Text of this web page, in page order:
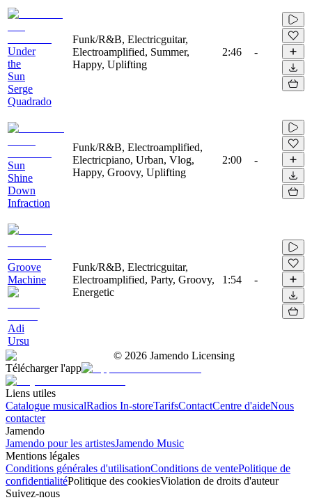
Under
the
Sun
Serge
Quadrado
Funk/R&B, Electricguitar,
Electroamplified, Summer,
Happy, Uplifting
2:46 -
Sun
Shine
Down
Infraction
Funk/R&B, Electroamplified,
Electricpiano, Urban, Vlog,
Happy, Groovy, Uplifting
2:00 -
Groove
Machine
Adi
Ursu
Funk/R&B, Electricguitar,
Electroamplified, Party, Groovy,
Energetic
1:54 -
© 2026 Jamendo Licensing
Télécharger l'app
Liens utiles
Catalogue musicalRadios In-storeTarifsContactCentre d'aideNous
contacter
Jamendo
Jamendo pour les artistesJamendo Music
Mentions légales
Conditions générales d'utilisationConditions de ventePolitique de
confidentialitéPolitique des cookiesViolation de droits d'auteur
Suivez-nous